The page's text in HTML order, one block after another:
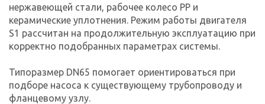
нержавеющей стали, рабочее колесо PP и
керамические уплотнения. Режим работы двигателя
S1 рассчитан на продолжительную эксплуатацию при
корректно подобранных параметрах системы.
Типоразмер DN65 помогает ориентироваться при
подборе насоса к существующему трубопроводу и
фланцевому узлу.